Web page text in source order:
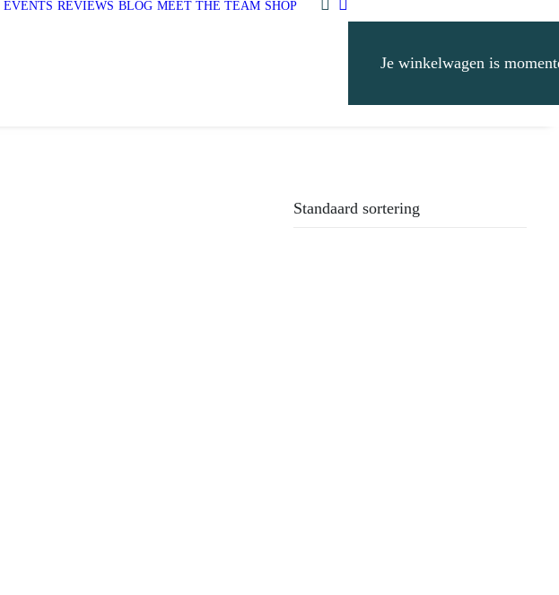
EVENTS REVIEWS BLOG MEET THE TEAM SHOP
Je winkelwagen is